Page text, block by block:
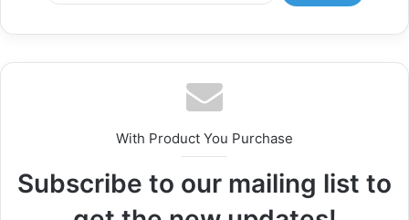
With Product You Purchase
Subscribe to our mailing list to